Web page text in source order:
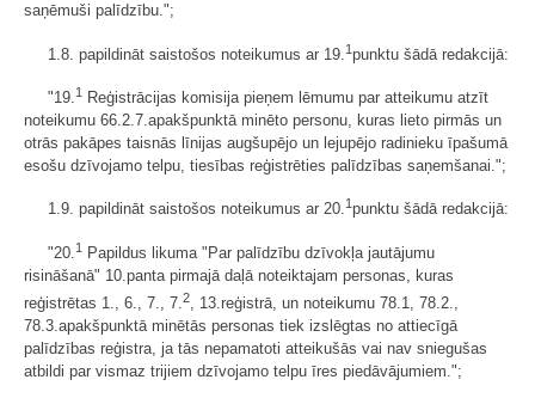
saņēmuši palīdzību.";
1.8. papildināt saistošos noteikumus ar 19. 1punktu šādā redakcijā:
"19. 1
Reģistrācijas komisija pieņem lēmumu par atteikumu atzīt
noteikumu 66.2.7.apakšpunktā minēto personu, kuras lieto pirmās un
otrās pakāpes taisnās līnijas augšupējo un lejupējo radinieku īpašumā
esošu dzīvojamo telpu, tiesības reģistrēties palīdzības saņemšanai.";
1.9. papildināt saistošos noteikumus ar 20.1punktu šādā redakcijā:
"20. 1 Papildus likuma "Par palīdzību dzīvokļa jautājumu
risināšanā" 10.panta pirmajā daļā noteiktajam personas, kuras
reģistrētas 1., 6., 7., 7. 2
, 13.reģistrā, un noteikumu 78.1, 78.2.,
78.3.apakšpunktā minētās personas tiek izslēgtas no attiecīgā
palīdzības reģistra, ja tās nepamatoti atteikušās vai nav sniegušas
atbildi par vismaz trijiem dzīvojamo telpu īres piedāvājumiem.";